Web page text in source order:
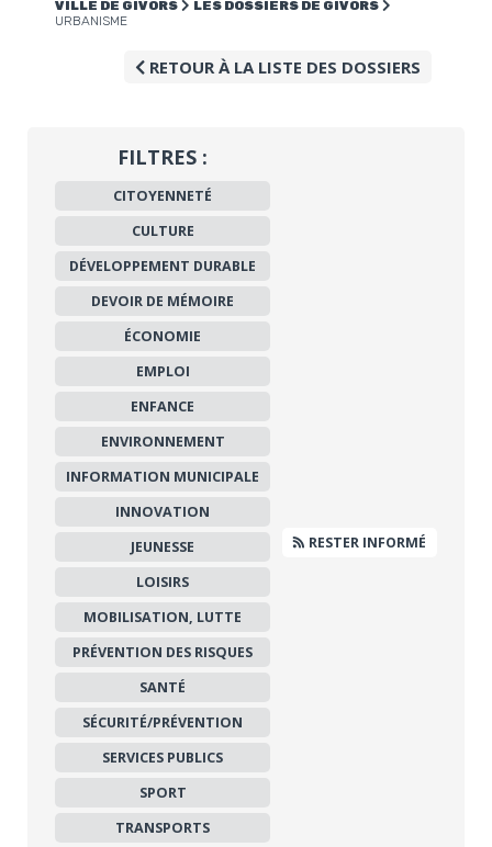
VILLE DE GIVORS
LES DOSSIERS DE GIVORS
URBANISME
RETOUR À LA LISTE DES DOSSIERS
FILTRES :
CITOYENNETÉ
CULTURE
DÉVELOPPEMENT DURABLE
DEVOIR DE MÉMOIRE
ÉCONOMIE
EMPLOI
ENFANCE
ENVIRONNEMENT
INFORMATION MUNICIPALE
INNOVATION
JEUNESSE
LOISIRS
MOBILISATION, LUTTE
PRÉVENTION DES RISQUES
SANTÉ
SÉCURITÉ/PRÉVENTION
SERVICES PUBLICS
SPORT
TRANSPORTS
RESTER INFORMÉ